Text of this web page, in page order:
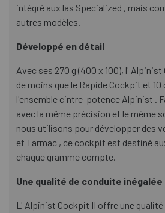
intégré aux las Specialized , mais
autres modèles.
Développé en détail
Avec ses 270 g (400 x 100), l'
de moins que le Rapide Cockpit et 10
l'ensemble cintre-potence Alpinist .
avec la même précision et le même
nous utilisons pour développer des
et Tarmac , ce cockpit est destiné
chaque gramme compte.
Une qualité de conduite inégalée
L' Alpinist Cockpit II offre une